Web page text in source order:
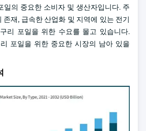
일의 중요한 소비자 및 생산자입니다. 주
존재, 급속한 산업화 및 지역에 있는 전기
리 포일을 위한 수요를 몰고 있습니다.
리 포일을 위한 중요한 시장의 남아 있을